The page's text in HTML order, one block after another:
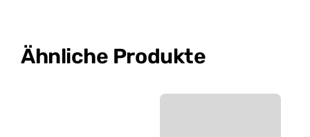
Ähnliche Produkte